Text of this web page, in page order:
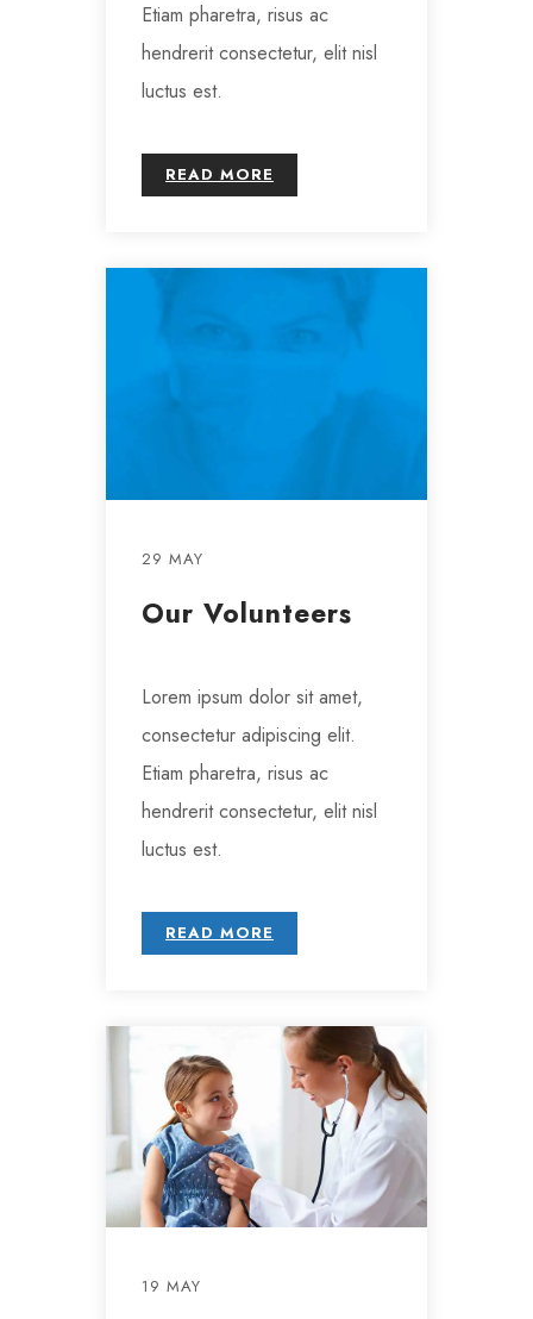
Etiam pharetra, risus ac
hendrerit consectetur, elit nisl
luctus est.
READ MORE
29 MAY
Our Volunteers
Lorem ipsum dolor sit amet,
consectetur adipiscing elit.
Etiam pharetra, risus ac
hendrerit consectetur, elit nisl
luctus est.
READ MORE
19 MAY